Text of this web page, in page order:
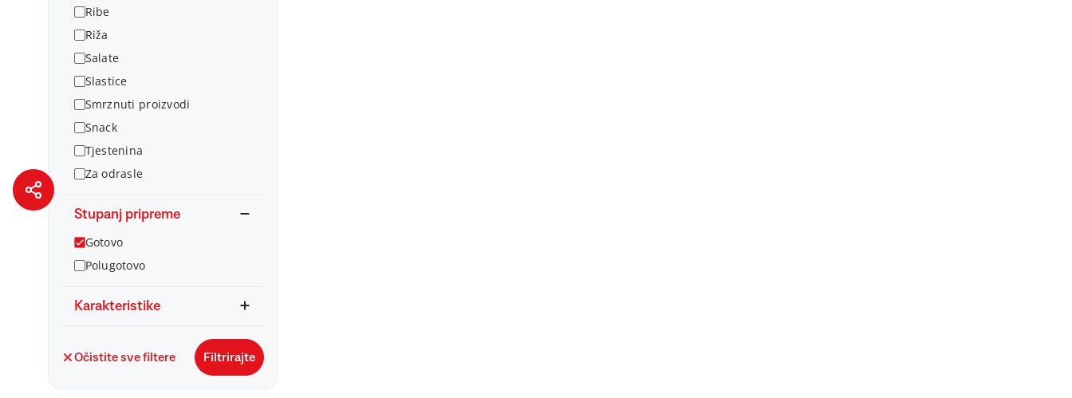
Ribe
Riža
Salate
Slastice
Smrznuti proizvodi
Snack
Tjestenina
Za odrasle
Stupanj pripreme
Gotovo
Polugotovo
Karakteristike
Očistite sve filtere Filtrirajte